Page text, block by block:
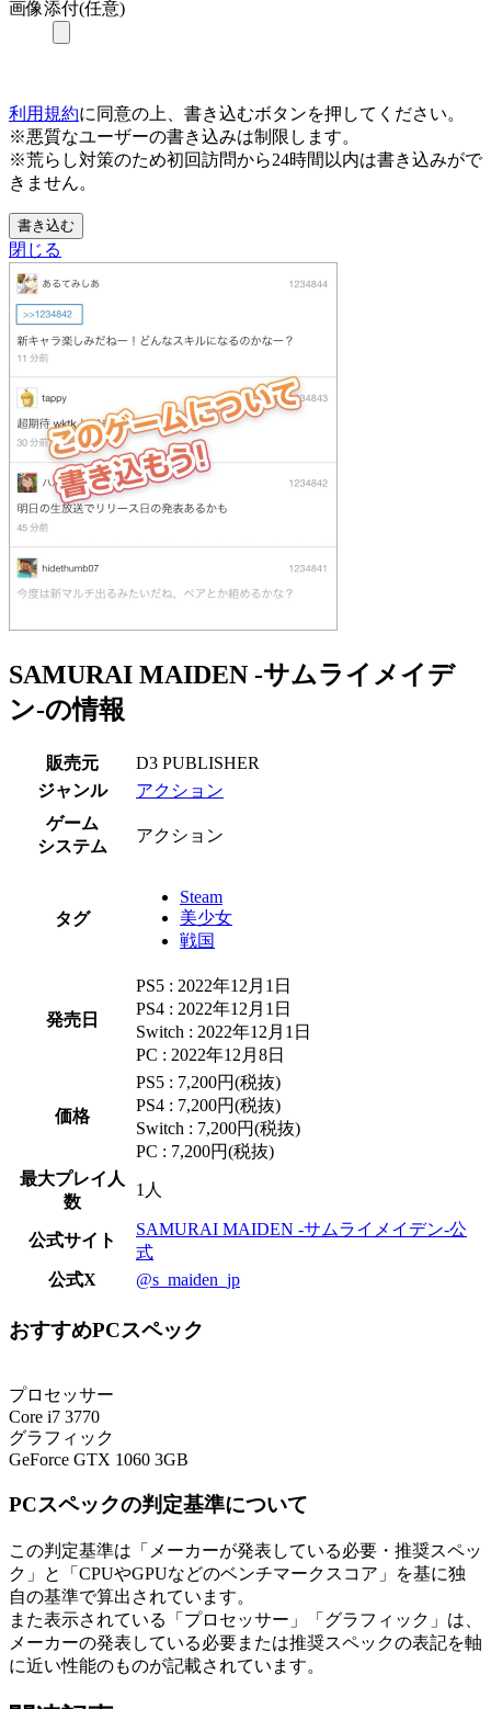
画像添付(任意)
利用規約に同意の上、書き込むボタンを押してください。
※悪質なユーザーの書き込みは制限します。
※荒らし対策のため初回訪問から24時間以内は書き込みがで
きません。
書き込む
閉じる
SAMURAI MAIDEN -サムライメイデ
ン-の情報
販売元
D3 PUBLISHER
ジャンル
アクション
ゲーム
システム
アクション
タグ
Steam
美少女
戦国
発売日
PS5 : 2022年12月1日
PS4 : 2022年12月1日
Switch : 2022年12月1日
PC : 2022年12月8日
価格
PS5 : 7,200円(税抜)
PS4 : 7,200円(税抜)
Switch : 7,200円(税抜)
PC : 7,200円(税抜)
最大プレイ人
数
1人
公式サイト
SAMURAI MAIDEN -サムライメイデン-公
式
公式X
@s_maiden_jp
おすすめPCスペック
プロセッサー
Core i7 3770
グラフィック
GeForce GTX 1060 3GB
PCスペックの判定基準について
この判定基準は「メーカーが発表している必要・推奨スペッ
ク」と「CPUやGPUなどのベンチマークスコア」を基に独
自の基準で算出されています。
また表示されている「プロセッサー」「グラフィック」は、
メーカーの発表している必要または推奨スペックの表記を軸
に近い性能のものが記載されています。